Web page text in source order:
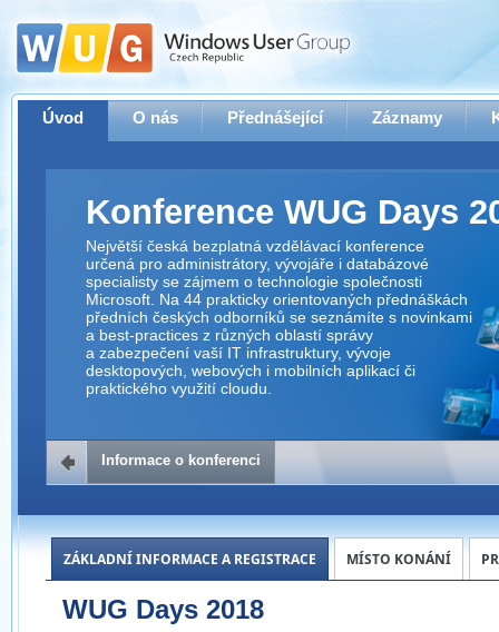
Úvod O nás Přednášející Záznamy
Konference WUG Days
Největší česká bezplatná vzdělávací konference
určená pro administrátory, vývojáře i databázové
specialisty se zájmem o technologie společnosti
Microsoft. Na 44 prakticky orientovaných přednáškách
předních českých odborníků se seznámíte s novinkami
a best-practices z různých oblastí správy
a zabezpečení vaší IT infrastruktury, vývoje
desktopových, webových i mobilních aplikací či
praktického využití cloudu.
Informace o konferenci
ZÁKLADNÍ INFORMACE A REGISTRACE MÍSTO KONÁNÍ
WUG Days 2018